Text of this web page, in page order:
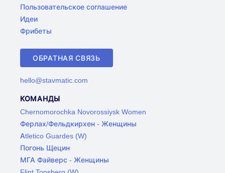
Пользовательское соглашение
Идеи
Фрибеты
ОБРАТНАЯ СВЯЗЬ
hello@stavmatic.com
КОМАНДЫ
Chernomorochka Novorossiysk Women
Ферлах/Фельдкирхен - Женщины
Atletico Guardes (W)
Погонь Щецин
МГА Файверс - Женщины